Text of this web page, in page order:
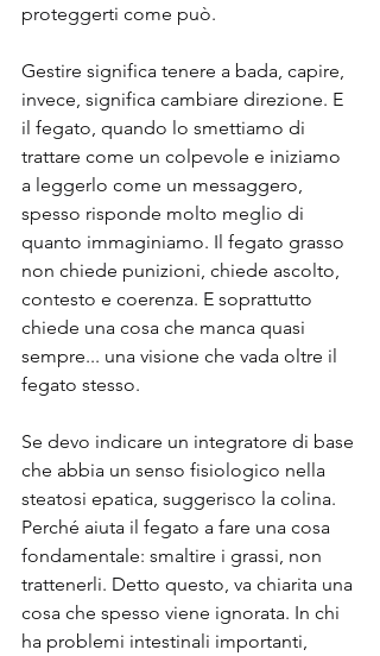
proteggerti come può.
Gestire significa tenere a bada, capire,
invece, significa cambiare direzione. E
il fegato, quando lo smettiamo di
trattare come un colpevole e iniziamo
a leggerlo come un messaggero,
spesso risponde molto meglio di
quanto immaginiamo. Il fegato grasso
non chiede punizioni, chiede ascolto,
contesto e coerenza. E soprattutto
chiede una cosa che manca quasi
sempre... una visione che vada oltre il
fegato stesso.
Se devo indicare un integratore di base
che abbia un senso fisiologico nella
steatosi epatica, suggerisco la colina.
Perché aiuta il fegato a fare una cosa
fondamentale: smaltire i grassi, non
trattenerli. Detto questo, va chiarita una
cosa che spesso viene ignorata. In chi
ha problemi intestinali importanti,